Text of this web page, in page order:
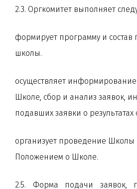
2.3. Оргкомитет выполняет
формирует программу и состав
школы.
осуществляет
Школе, сбор и анализ заявок,
подавших заявки о результатах
организует проведение Школы
Положением о Школе.
2.5. Форма подачи заявок,